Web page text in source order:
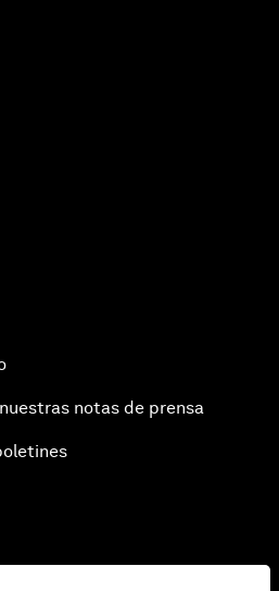
notas de prensa